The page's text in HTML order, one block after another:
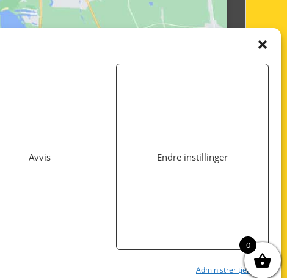
Administrer tjenester
Avvis Endre instillinger
0